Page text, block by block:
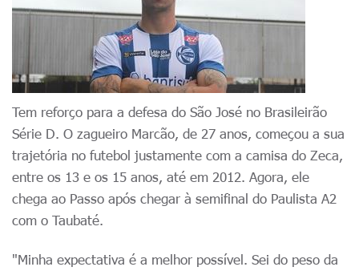
Tem reforço para a defesa do São José no Brasileirão
Série D. O zagueiro Marcão, de 27 anos, começou a sua
trajetória no futebol justamente com a camisa do Zeca,
entre os 13 e os 15 anos, até em 2012. Agora, ele
chega ao Passo após chegar à semifinal do Paulista A2
com o Taubaté.
"Minha expectativa é a melhor possível. Sei do peso da